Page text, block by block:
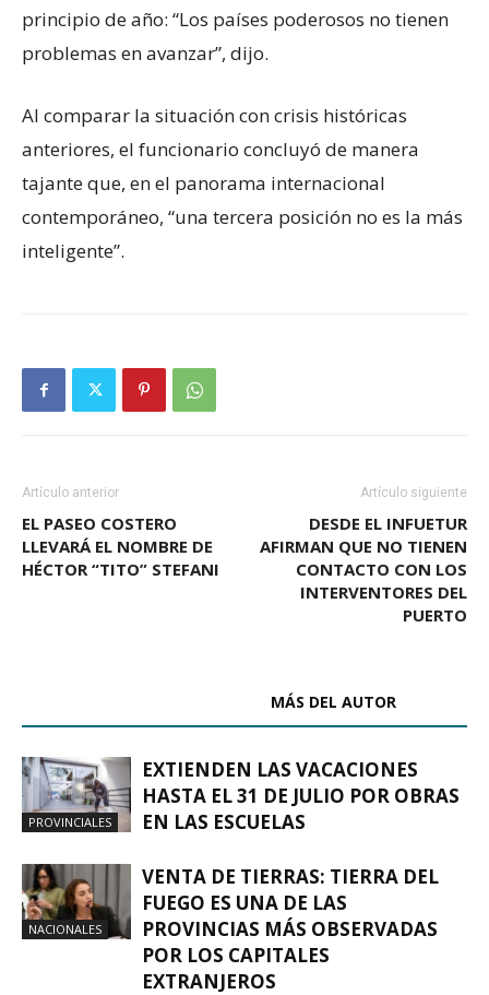
principio de año: “Los países poderosos no tienen
problemas en avanzar”, dijo.
Al comparar la situación con crisis históricas
anteriores, el funcionario concluyó de manera
tajante que, en el panorama internacional
contemporáneo, “una tercera posición no es la más
inteligente”.
Artículo anterior
EL PASEO COSTERO
LLEVARÁ EL NOMBRE DE
HÉCTOR “TITO” STEFANI
Artículo siguiente
DESDE EL INFUETUR
AFIRMAN QUE NO TIENEN
CONTACTO CON LOS
INTERVENTORES DEL
PUERTO
MÁS DEL AUTOR
PROVINCIALES
EXTIENDEN LAS VACACIONES
HASTA EL 31 DE JULIO POR OBRAS
EN LAS ESCUELAS
NACIONALES
VENTA DE TIERRAS: TIERRA DEL
FUEGO ES UNA DE LAS
PROVINCIAS MÁS OBSERVADAS
POR LOS CAPITALES
EXTRANJEROS